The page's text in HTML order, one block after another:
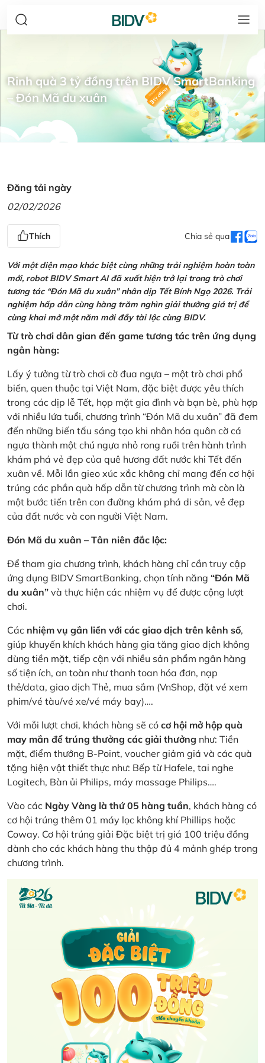
Rinh quà 3 tỷ đồng trên BIDV SmartBanking
– Đón Mã du xuân
Đăng tải ngày
02/02/2026
Thích Chia sẻ qua
Với một diện mạo khác biệt cùng những trải nghiệm hoàn toàn
mới, robot BIDV Smart AI đã xuất hiện trở lại trong trò chơi
tương tác “Đón Mã du xuân” nhân dịp Tết Bính Ngọ 2026. Trải
nghiệm hấp dẫn cùng hàng trăm nghìn giải thưởng giá trị để
cùng khai mở một năm mới đầy tài lộc cùng BIDV.
Từ trò chơi dân gian đến game tương tác trên ứng dụng
ngân hàng:
Lấy ý tưởng từ trò chơi cờ đua ngựa – một trò chơi phổ
biến, quen thuộc tại Việt Nam, đặc biệt được yêu thích
trong các dịp lễ Tết, họp mặt gia đình và bạn bè, phù hợp
với nhiều lứa tuổi, chương trình “Đón Mã du xuân” đã đem
đến những biến tấu sáng tạo khi nhân hóa quân cờ cá
ngựa thành một chú ngựa nhỏ rong ruổi trên hành trình
khám phá vẻ đẹp của quê hương đất nước khi Tết đến
xuân về. Mỗi lần gieo xúc xắc không chỉ mang đến cơ hội
trúng các phần quà hấp dẫn từ chương trình mà còn là
một bước tiến trên con đường khám phá di sản, vẻ đẹp
của đất nước và con người Việt Nam.
Đón Mã du xuân – Tân niên đắc lộc:
Để tham gia chương trình, khách hàng chỉ cần truy cập
ứng dụng BIDV SmartBanking, chọn tính năng “Đón Mã
du xuân” và thực hiện các nhiệm vụ để được cộng lượt
chơi.
Các nhiệm vụ gắn liền với các giao dịch trên kênh số,
giúp khuyến khích khách hàng gia tăng giao dịch không
dùng tiền mặt, tiếp cận với nhiều sản phẩm ngân hàng
số tiện ích, an toàn như thanh toan hóa đơn, nạp
thẻ/data, giao dịch Thẻ, mua sắm (VnShop, đặt vé xem
phim/vé tàu/vé xe/vé máy bay)….
Với mỗi lượt chơi, khách hàng sẽ có cơ hội mở hộp quà
may mắn để trúng thưởng các giải thưởng như: Tiền
mặt, điểm thưởng B-Point, voucher giảm giá và các quà
tặng hiện vật thiết thực như: Bếp từ Hafele, tai nghe
Logitech, Bàn ủi Philips, máy massage Philips….
Vào các Ngày Vàng là thứ 05 hàng tuần, khách hàng có
cơ hội trúng thêm 01 máy lọc không khí Phillips hoặc
Coway. Cơ hội trúng giải Đặc biệt trị giá 100 triệu đồng
dành cho các khách hàng thu thập đủ 4 mảnh ghép trong
chương trình.